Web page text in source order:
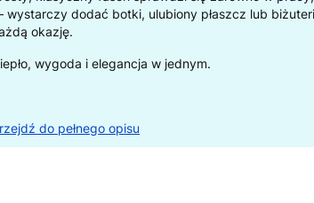
dodać botki, ulubiony płaszcz lub
okazję.
wygoda i elegancja w jednym.
do pełnego opisu